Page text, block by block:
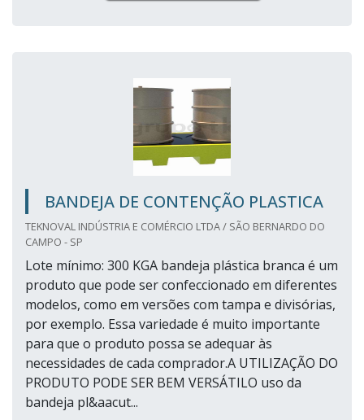
BANDEJA DE CONTENÇÃO PLASTICA
TEKNOVAL INDÚSTRIA E COMÉRCIO LTDA / SÃO BERNARDO DO
CAMPO - SP
Lote mínimo: 300 KGA bandeja plástica branca é um
produto que pode ser confeccionado em diferentes
modelos, como em versões com tampa e divisórias,
por exemplo. Essa variedade é muito importante
para que o produto possa se adequar às
necessidades de cada comprador.A UTILIZAÇÃO DO
PRODUTO PODE SER BEM VERSÁTILO uso da
bandeja pl&aacut...